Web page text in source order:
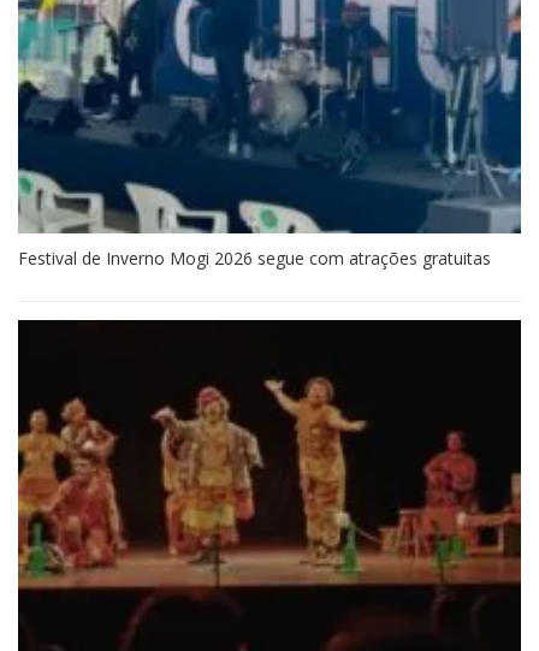
Festival de Inverno Mogi 2026 segue com atrações gratuitas